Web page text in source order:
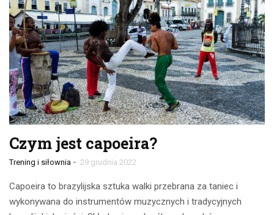
Czym jest capoeira?
Trening i siłownia - 29 grudnia 2022
Capoeira to brazylijska sztuka walki przebrana za taniec i
wykonywana do instrumentów muzycznych i tradycyjnych